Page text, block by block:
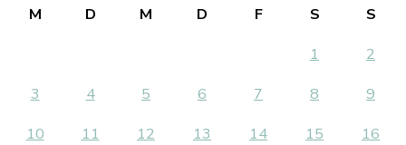
M D M D F S
S
1
2
3
4 5 6 7 8
9
10
11 12 13 14 15
16